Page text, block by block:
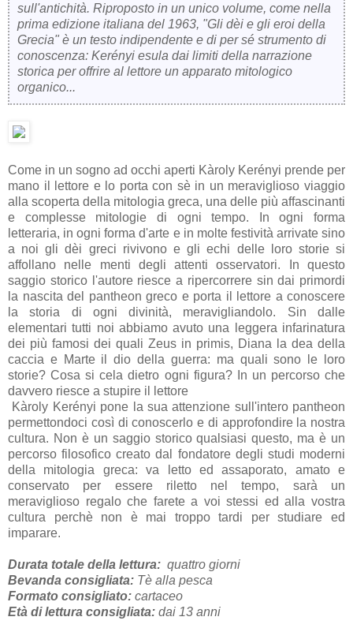
sull'antichità. Riproposto in un unico volume, come nella
prima edizione italiana del 1963, "Gli dèi e gli eroi della
Grecia" è un testo indipendente e di per sé strumento di
conoscenza: Kerényi esula dai limiti della narrazione
storica per offrire al lettore un apparato mitologico
organico...
Come in un sogno ad occhi aperti Kàroly Kerényi prende per
mano il lettore e lo porta con sè in un meraviglioso viaggio
alla scoperta della mitologia greca, una delle più affascinanti
e complesse mitologie di ogni tempo. In ogni forma
letteraria, in ogni forma d'arte e in molte festività arrivate sino
a noi gli dèi greci rivivono e gli echi delle loro storie si
affollano nelle menti degli attenti osservatori. In questo
saggio storico l'autore riesce a ripercorrere sin dai primordi
la nascita del pantheon greco e porta il lettore a conoscere
la storia di ogni divinità, meravigliandolo. Sin dalle
elementari tutti noi abbiamo avuto una leggera infarinatura
dei più famosi dei quali Zeus in primis, Diana la dea della
caccia e Marte il dio della guerra: ma quali sono le loro
storie? Cosa si cela dietro ogni figura? In un percorso che
davvero riesce a stupire il lettore
Kàroly Kerényi pone la sua attenzione sull'intero pantheon
permettondoci così di conoscerlo e di approfondire la nostra
cultura. Non è un saggio storico qualsiasi questo, ma è un
percorso filosofico creato dal fondatore degli studi moderni
della mitologia greca: va letto ed assaporato, amato e
conservato per essere riletto nel tempo, sarà un
meraviglioso regalo che farete a voi stessi ed alla vostra
cultura perchè non è mai troppo tardi per studiare ed
imparare.
Durata totale della lettura: quattro giorni
Bevanda consigliata: Tè alla pesca
Formato consigliato: cartaceo
Età di lettura consigliata: dai 13 anni